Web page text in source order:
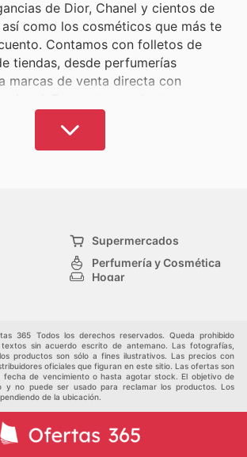
de Dior, Chanel y cientos de
como los cosméticos que más te
Contamos con folletos de
tiendas, desde perfumerías
marcas de venta directa con
descubrir lo que más te guste.
promociones vigentes hoy en
en línea.
estas tiendas tienen para ti y
productos a los precios más
Ofertas 365tiene para ti. Encuentra
y consigue lo que más te gusta
de más. Cuídate y date mimos
que hemos reunido en nuestros
para experimentar y probar
utilizando tu dinero de una forma
Supermercados
Perfumería y Cosmética
Hogar
365 Todos los derechos reservados. Queda prohibido
sin acuerdo escrito de antemano. Las fotografías,
productos son sólo a fines ilustrativos. Las precios con
oficiales que figuran en este sitio. Las ofertas son
fecha de vencimiento o hasta agotar stock. El objetivo de
y no puede ser usado para reclamar los productos. Los
de la ubicación.